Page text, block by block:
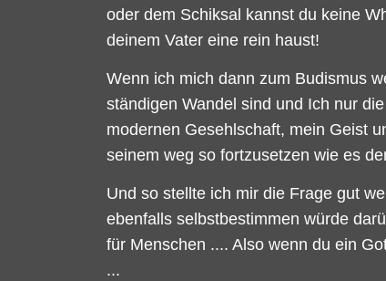
oder dem Schiksal kannst du keine
deinem Vater eine rein haust!
Wenn ich mich dann zum Budismus
ständigen Wandel sind und Ich nur
modernen Gesehlschaft, mein Geist
seinem weg so fortzusetzen wie es
Und so stellte ich mir die Frage gut
ebenfalls selbstbestimmen würde
für Menschen .... Also wenn du ein
...